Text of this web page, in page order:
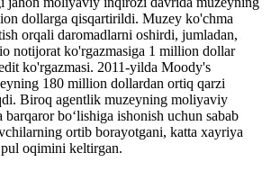
dollarga qisqartirildi. Muzey ko'chma
orqali daromadlarni oshirdi, jumladan,
notijorat ko'rgazmasiga 1 million dollar
ko'rgazmasi. 2011-yilda Moody's
180 million dollardan ortiq qarzi
Biroq agentlik muzeyning moliyaviy
boʻlishiga ishonish uchun sabab
ortib borayotgani, katta xayriya
oqimini keltirgan.